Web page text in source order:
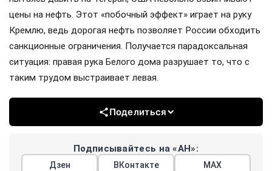
цены на нефть. Этот «побочный эффект» играет на руку
Кремлю, ведь дорогая нефть позволяет России обходить
санкционные ограничения. Получается парадоксальная
ситуация: правая рука Белого дома разрушает то, что с
таким трудом выстраивает левая.
Поделиться
Подписывайтесь на «АН»:
Дзен ВКонтакте МАХ